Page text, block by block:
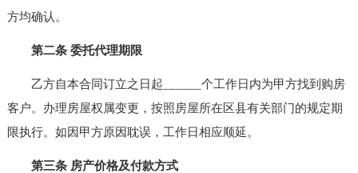
方均确认。
第二条 委托代理期限
乙方自本合同订立之日起______个工作日内为甲方找到购房
客户。办理房屋权属变更，按照房屋所在区县有关部门的规定期
限执行。如因甲方原因耽误，工作日相应顺延。
第三条 房产价格及付款方式